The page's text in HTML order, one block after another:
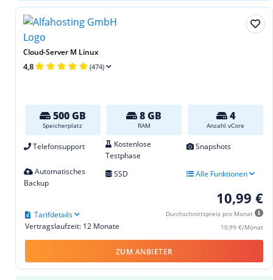
Cloud-Server M Linux
4,8 (474)
500 GB
Speicherplatz
8 GB
RAM
4
Anzahl vCore
Telefonsupport
Kostenlose
Testphase
Snapshots
Automatisches
Backup
SSD Alle Funktionen
10,99 €
Durchschnittspreis pro Monat
10,99 €/Monat
Vertragslaufzeit: 12 Monate
Tarifdetails
ZUM ANBIETER